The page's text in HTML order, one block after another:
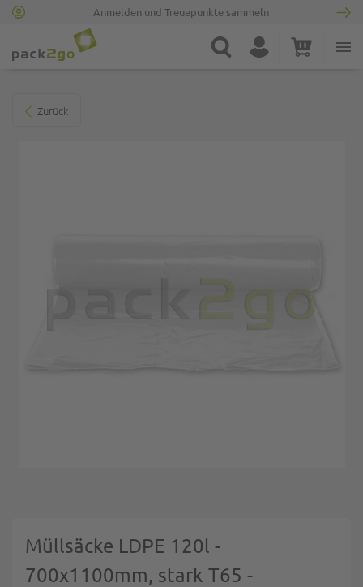
Anmelden und Treuepunkte sammeln
Suche Konto Warenkorb
Zurück
Müllsäcke LDPE 120l -
700x1100mm, stark T65 -